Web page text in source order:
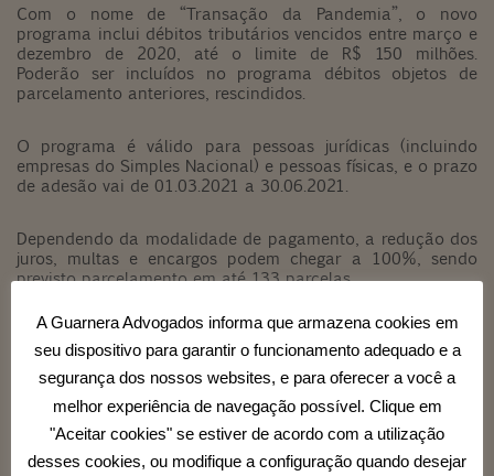
Com o nome de “Transação da Pandemia”, o novo
programa inclui débitos tributários vencidos entre março e
dezembro de 2020, até o limite de R$ 150 milhões.
Poderão ser incluídos no programa débitos objetos de
parcelamento anteriores, rescindidos.
O programa é válido para pessoas jurídicas (incluindo
empresas do Simples Nacional) e pessoas físicas, e o prazo
de adesão vai de 01.03.2021 a 30.06.2021.
Dependendo da modalidade de pagamento, a redução dos
juros, multas e encargos podem chegar a 100%, sendo
previsto parcelamento em até 133 parcelas.
Para deferimento do parcelamento, haverá necessidade de
comprovação do impacto causado pela Covid na geração
de resultados da pessoa jurídica e do comprometimento da
renda da pessoa física.
A Guarnera Advogados está à disposição para maiores
esclarecimentos a respeito do tema.
A Guarnera Advogados informa que armazena cookies em
seu dispositivo para garantir o funcionamento adequado e a
segurança dos nossos websites, e para oferecer a você a
melhor experiência de navegação possível. Clique em
"Aceitar cookies" se estiver de acordo com a utilização
desses cookies, ou modifique a configuração quando desejar